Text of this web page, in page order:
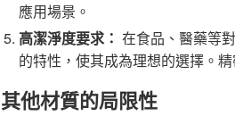
應用場景。
高潔淨度要求： 在食品、醫藥等
的特性，使其成為理想的選擇。
其他材質的局限性